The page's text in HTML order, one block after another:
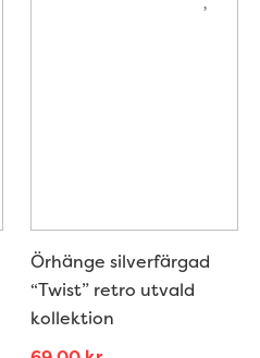
Örhänge silverfärgad
“Twist” retro utvald
kollektion